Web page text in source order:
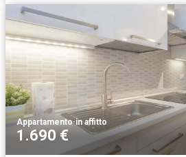
Appartamento·in affitto
1.690 €